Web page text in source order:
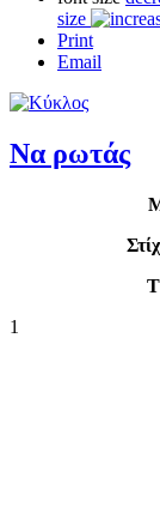
size
Print
Email
Να ρωτάς
1